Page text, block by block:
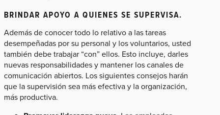
BRINDAR APOYO A QUIENES SE SUPERVISA.
Además de conocer todo lo relativo a las tareas
desempeñadas por su personal y los voluntarios, usted
también debe trabajar “con” ellos. Esto incluye, darles
nuevas responsabilidades y mantener los canales de
comunicación abiertos. Los siguientes consejos harán
que la supervisión sea más efectiva y la organización,
más productiva.